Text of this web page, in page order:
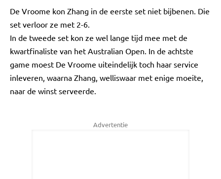
De Vroome kon Zhang in de eerste set niet bijbenen. Die
set verloor ze met 2-6.
In de tweede set kon ze wel lange tijd mee met de
kwartfinaliste van het Australian Open. In de achtste
game moest De Vroome uiteindelijk toch haar service
inleveren, waarna Zhang, welliswaar met enige moeite,
naar de winst serveerde.
Advertentie